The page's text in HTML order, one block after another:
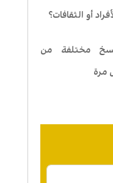
أو الثقافات؟
مختلفة من
مرة